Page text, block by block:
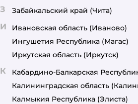
З Забайкальский край (Чита)
И Ивановская область (Иваново)
Ингушетия Республика (Магас)
Иркутская область (Иркутск)
К Кабардино-Балкарская
Калининградская область
Калмыкия Республика (Элиста)